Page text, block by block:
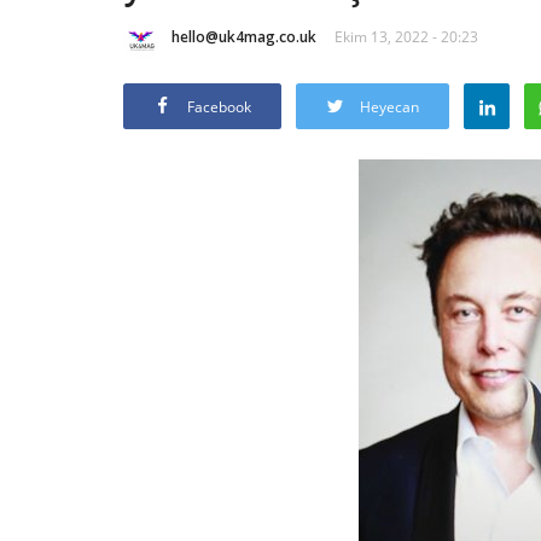
hello@uk4mag.co.uk Ekim 13, 2022 - 20:23
Facebook Heyecan